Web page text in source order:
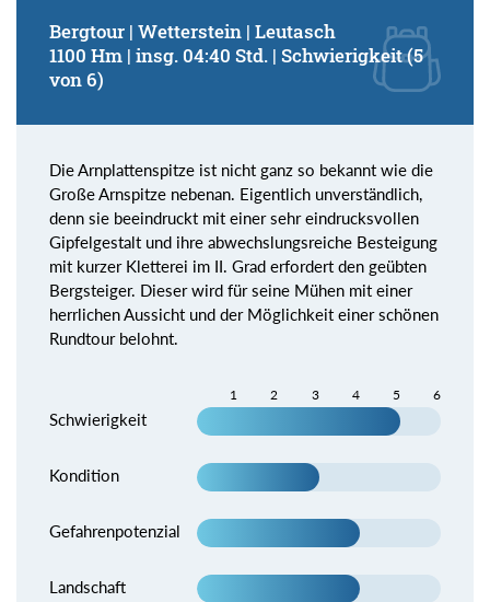
Bergtour | Wetterstein | Leutasch
1100 Hm | insg. 04:40 Std. | Schwierigkeit (5
von 6)
Die Arnplattenspitze ist nicht ganz so bekannt wie die
Große Arnspitze nebenan. Eigentlich unverständlich,
denn sie beeindruckt mit einer sehr eindrucksvollen
Gipfelgestalt und ihre abwechslungsreiche Besteigung
mit kurzer Kletterei im II. Grad erfordert den geübten
Bergsteiger. Dieser wird für seine Mühen mit einer
herrlichen Aussicht und der Möglichkeit einer schönen
Rundtour belohnt.
1 2 3 4 5 6
Schwierigkeit
Kondition
Gefahrenpotenzial
Landschaft